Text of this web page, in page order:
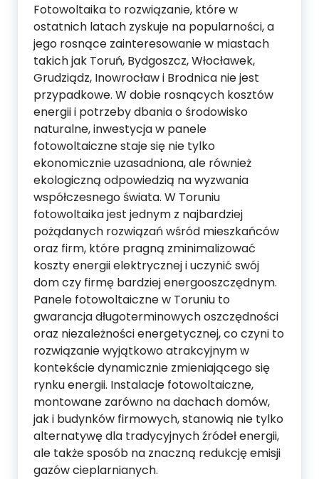
Fotowoltaika to rozwiązanie, które w
ostatnich latach zyskuje na popularności, a
jego rosnące zainteresowanie w miastach
takich jak Toruń, Bydgoszcz, Włocławek,
Grudziądz, Inowrocław i Brodnica nie jest
przypadkowe. W dobie rosnących kosztów
energii i potrzeby dbania o środowisko
naturalne, inwestycja w panele
fotowoltaiczne staje się nie tylko
ekonomicznie uzasadniona, ale również
ekologiczną odpowiedzią na wyzwania
współczesnego świata. W Toruniu
fotowoltaika jest jednym z najbardziej
pożądanych rozwiązań wśród mieszkańców
oraz firm, które pragną zminimalizować
koszty energii elektrycznej i uczynić swój
dom czy firmę bardziej energooszczędnym.
Panele fotowoltaiczne w Toruniu to
gwarancja długoterminowych oszczędności
oraz niezależności energetycznej, co czyni to
rozwiązanie wyjątkowo atrakcyjnym w
kontekście dynamicznie zmieniającego się
rynku energii. Instalacje fotowoltaiczne,
montowane zarówno na dachach domów,
jak i budynków firmowych, stanowią nie tylko
alternatywę dla tradycyjnych źródeł energii,
ale także sposób na znaczną redukcję emisji
gazów cieplarnianych.